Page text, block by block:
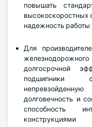
повышать
высокоскоростных
надежность работы
Для
долгосрочной
подшипники
долговечность и
способность